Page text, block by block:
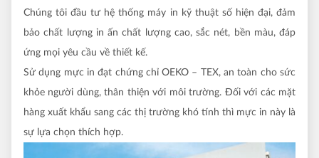
Chúng tôi đầu tư hệ thống máy in kỹ thuật số hiện đại, đảm
bảo chất lượng in ấn chất lượng cao, sắc nét, bền màu, đáp
ứng mọi yêu cầu về thiết kế.
Sử dụng mực in đạt chứng chỉ OEKO – TEX, an toàn cho sức
khỏe người dùng, thân thiện với môi trường. Đối với các mặt
hàng xuất khẩu sang các thị trường khó tính thì mực in này là
sự lựa chọn thích hợp.